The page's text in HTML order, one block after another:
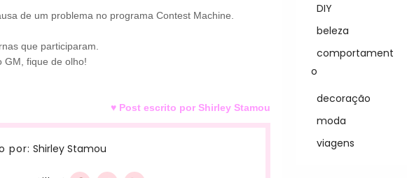
de um problema no programa Contest Machine.
que participaram.
GM, fique de olho!
♥ Post escrito por Shirley Stamou
por: Shirley Stamou
DIY
beleza
comportament
o
decoração
moda
viagens